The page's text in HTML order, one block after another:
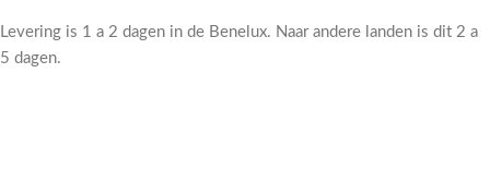
Levering is 1 a 2 dagen in de Benelux. Naar andere landen is dit 2 a
5 dagen.